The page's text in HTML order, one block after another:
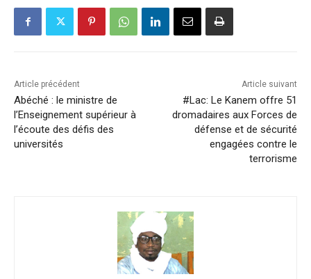
Article précédent
Abéché : le ministre de
l’Enseignement supérieur à
l’écoute des défis des
universités
Article suivant
#Lac: Le Kanem offre 51
dromadaires aux Forces de
défense et de sécurité
engagées contre le
terrorisme